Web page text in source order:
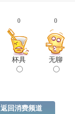
0
杯具
0
无聊
返回消费频道